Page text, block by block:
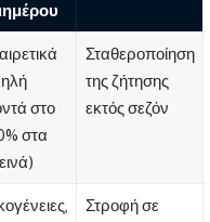
στο
στα
Σταθεροποίηση
της ζήτησης
εκτός σεζόν
Στροφή σε